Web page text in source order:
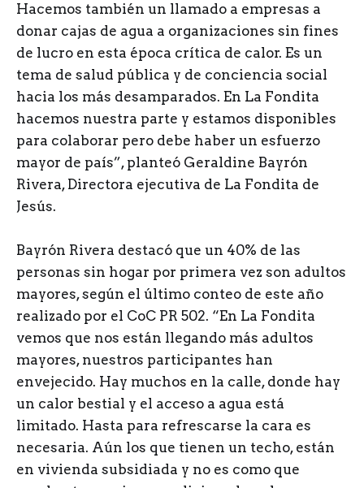
Hacemos también un llamado a empresas a
donar cajas de agua a organizaciones sin fines
de lucro en esta época crítica de calor. Es un
tema de salud pública y de conciencia social
hacia los más desamparados. En La Fondita
hacemos nuestra parte y estamos disponibles
para colaborar pero debe haber un esfuerzo
mayor de país”, planteó Geraldine Bayrón
Rivera, Directora ejecutiva de La Fondita de
Jesús.
Bayrón Rivera destacó que un 40% de las
personas sin hogar por primera vez son adultos
mayores, según el último conteo de este año
realizado por el CoC PR 502. “En La Fondita
vemos que nos están llegando más adultos
mayores, nuestros participantes han
envejecido. Hay muchos en la calle, donde hay
un calor bestial y el acceso a agua está
limitado. Hasta para refrescarse la cara es
necesaria. Aún los que tienen un techo, están
en vivienda subsidiada y no es como que